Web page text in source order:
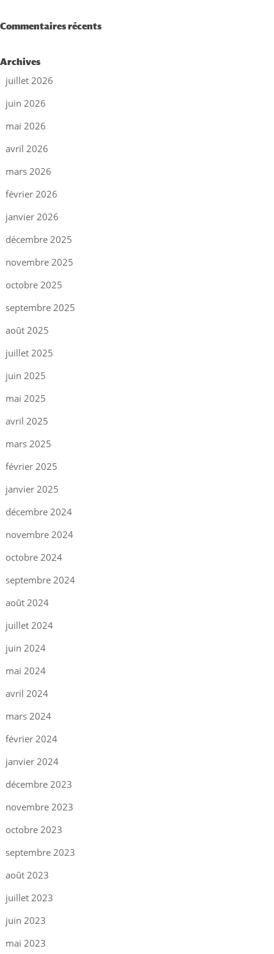
Commentaires récents
Archives
juillet 2026
juin 2026
mai 2026
avril 2026
mars 2026
février 2026
janvier 2026
décembre 2025
novembre 2025
octobre 2025
septembre 2025
août 2025
juillet 2025
juin 2025
mai 2025
avril 2025
mars 2025
février 2025
janvier 2025
décembre 2024
novembre 2024
octobre 2024
septembre 2024
août 2024
juillet 2024
juin 2024
mai 2024
avril 2024
mars 2024
février 2024
janvier 2024
décembre 2023
novembre 2023
octobre 2023
septembre 2023
août 2023
juillet 2023
juin 2023
mai 2023